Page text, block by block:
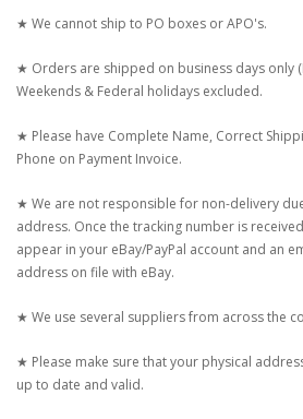
★ We cannot ship to PO boxes or APO's.
★ Orders are shipped on business days only
Weekends & Federal holidays excluded.
★ Please have Complete Name, Correct
Phone on Payment Invoice.
★ We are not responsible for non-delivery
address. Once the tracking number is
appear in your eBay/PayPal account and an
address on file with eBay.
★ We use several suppliers from across the
★ Please make sure that your physical
up to date and valid.